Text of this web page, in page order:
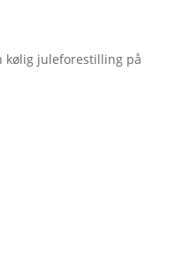
kølig juleforestilling på